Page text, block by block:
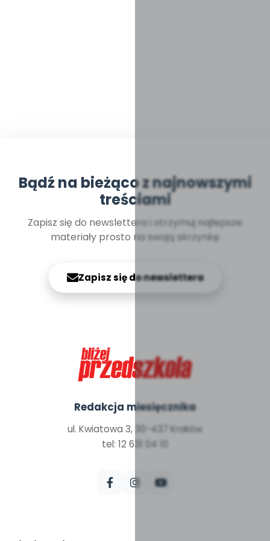
Bądź na bieżąco z najnowszymi
treściami
Zapisz się do newslettera i otrzymuj najlepsze
materiały prosto na swoją skrzynkę
Zapisz się do newslettera
Redakcja miesięcznika
ul. Kwiatowa 3, 30-437 Kraków
tel: 12 631 04 10